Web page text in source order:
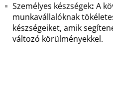
Személyes készségek: A
munkavállalóknak
készségeiket, amik
változó körülményekkel.